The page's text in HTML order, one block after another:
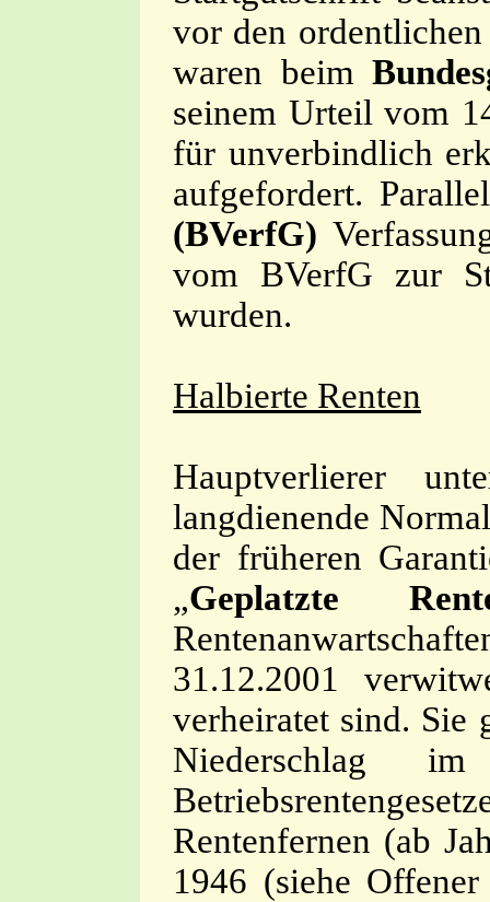
vor den
waren beim
seinem Urteil vom
für unverbindlich
aufgefordert.
(BVerfG)
vom BVerfG zur
wurden.
Halbierte Renten
Hauptverlierer
langdienende
der früheren
„Geplatzte
31.12.2001
verheiratet sind. Sie
Niederschlag
Rentenfernen (ab
1946 (siehe